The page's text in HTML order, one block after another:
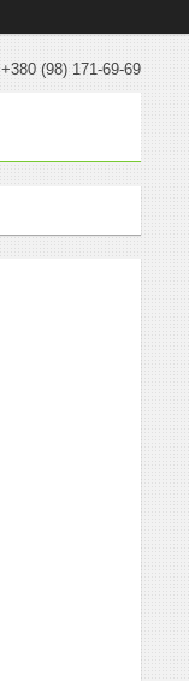
+380 (98) 171-69-69